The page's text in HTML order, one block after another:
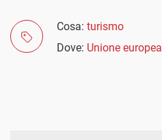
Cosa: turismo
Dove: Unione europea